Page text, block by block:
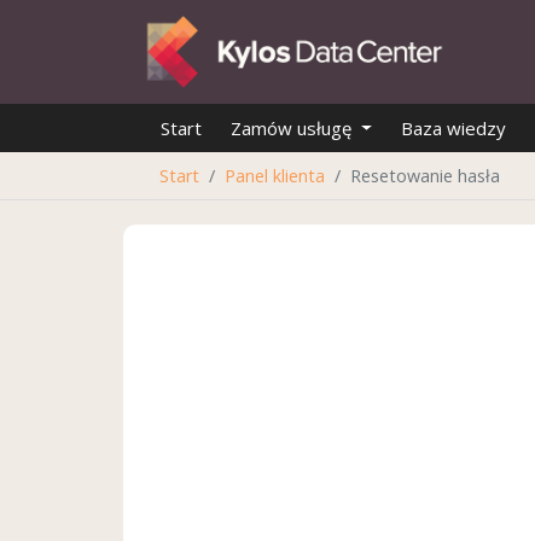
Start Zamów usługę Baza wiedzy
Start Panel klienta Resetowanie hasła